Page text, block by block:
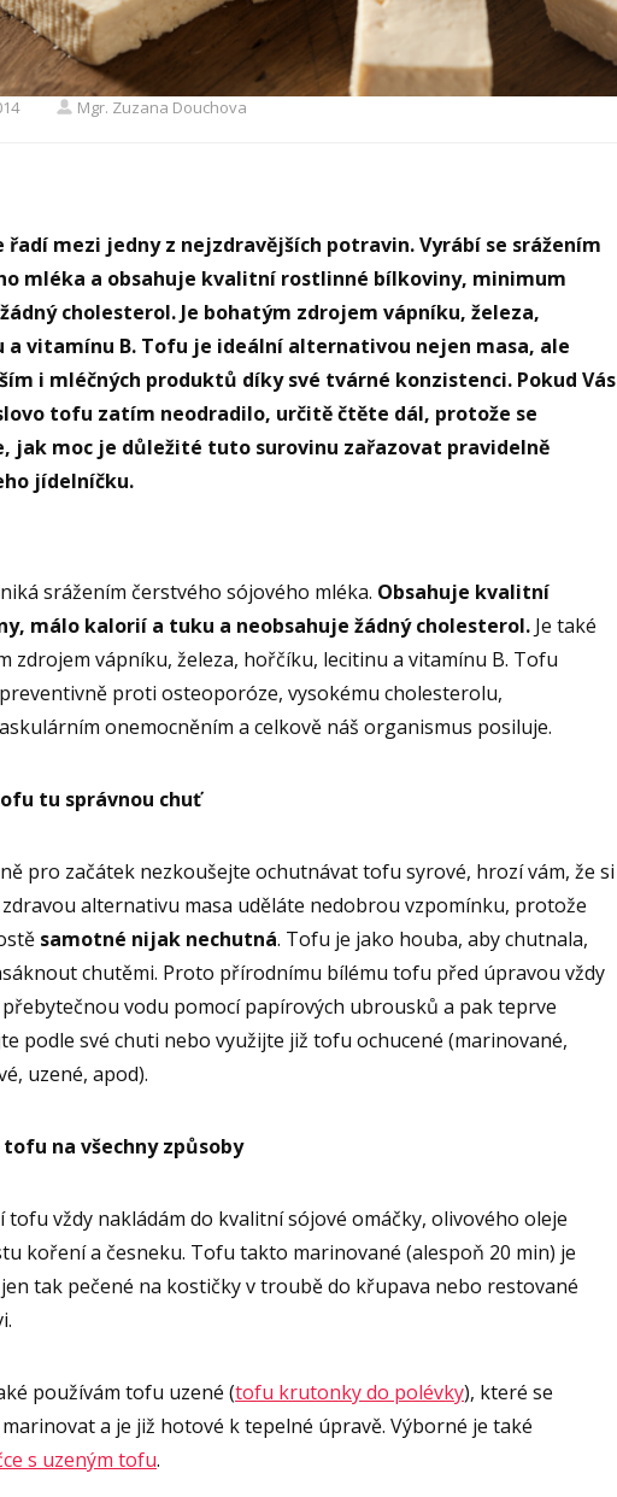
Mgr. Zuzana Douchova
řadí mezi jedny z nejzdravějších potravin. Vyrábí se srážením
mléka a obsahuje kvalitní rostlinné bílkoviny, minimum
cholesterol. Je bohatým zdrojem vápníku, železa,
a vitamínu B. Tofu je ideální alternativou nejen masa, ale
i mléčných produktů díky své tvárné konzistenci. Pokud Vás
tofu zatím neodradilo, určitě čtěte dál, protože se
jak moc je důležité tuto surovinu zařazovat pravidelně
jídelníčku.
srážením čerstvého sójového mléka. Obsahuje kvalitní
málo kalorií a tuku a neobsahuje žádný cholesterol. Je také
zdrojem vápníku, železa, hořčíku, lecitinu a vitamínu B. Tofu
proti osteoporóze, vysokému cholesterolu,
onemocněním a celkově náš organismus posiluje.
tu správnou chuť
pro začátek nezkoušejte ochutnávat tofu syrové, hrozí vám, že si
alternativu masa uděláte nedobrou vzpomínku, protože
samotné nijak nechutná. Tofu je jako houba, aby chutnala,
chutěmi. Proto přírodnímu bílému tofu před úpravou vždy
vodu pomocí papírových ubrousků a pak teprve
podle své chuti nebo využijte již tofu ochucené (marinované,
uzené, apod).
na všechny způsoby
tofu vždy nakládám do kvalitní sójové omáčky, olivového oleje
koření a česneku. Tofu takto marinované (alespoň 20 min) je
tak pečené na kostičky v troubě do křupava nebo restované
používám tofu uzené (tofu krutonky do polévky), které se
a je již hotové k tepelné úpravě. Výborné je také
s uzeným tofu.